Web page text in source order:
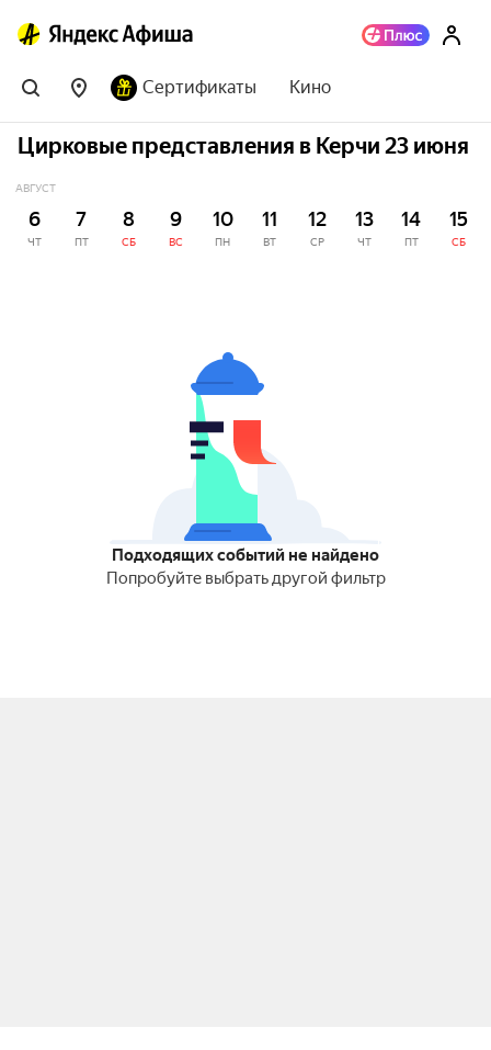
Сертификаты Кино
Цирковые представления в Керчи 23 июня
АВГУСТ
6
ЧТ
7
ПТ
8
СБ
9
ВС
10
ПН
11
ВТ
12
СР
13
ЧТ
14
ПТ
15
СБ
Подходящих событий не найдено
Попробуйте выбрать другой фильтр